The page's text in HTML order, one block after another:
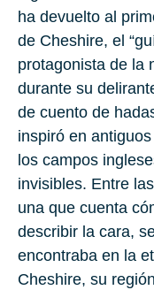
ha devuelto al
de Cheshire, el
protagonista de la
durante su
de cuento de
inspiró en
los campos
invisibles. Entre
una que cuenta
describir la cara,
encontraba en la
Cheshire, su